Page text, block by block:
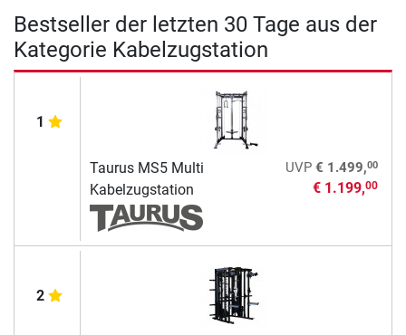
Bestseller der letzten 30 Tage aus der
Kategorie Kabelzugstation
1
Taurus MS5 Multi
Kabelzugstation
UVP € 1.499,00
€ 1.199,00
2